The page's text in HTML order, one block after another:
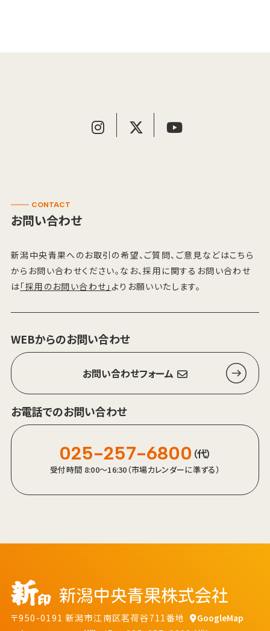
CONTACT
お問い合わせ
新潟中央青果へのお取引の希望、ご質問、ご意見などはこちら
からお問い合わせください。なお、採用に関するお問い合わせ
は「採用のお問い合わせ」 よりお願いいたします。
WEBからのお問い合わせ
お問い合わせフォーム
お電話でのお問い合わせ
025-257-6800 （代）
受付時間 8:00～16:30（市場カレンダーに準ずる）
〒950-0191 新潟市江南区茗荷谷711番地
GoogleMap